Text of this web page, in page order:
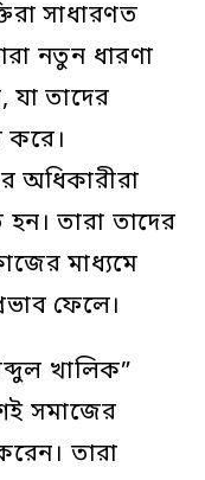
সাধারণত
নতুন ধারণা
যা তাদের
করে।
অধিকারীরা
তারা তাদের
মাধ্যমে
ফেলে।
খালিক”
সমাজের
তারা